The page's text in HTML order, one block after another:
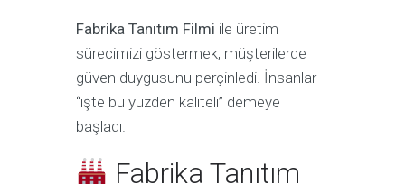
Fabrika Tanıtım Filmi ile üretim
sürecimizi göstermek, müşterilerde
güven duygusunu perçinledi. İnsanlar
“işte bu yüzden kaliteli” demeye
başladı.
Fabrika Tanıtım